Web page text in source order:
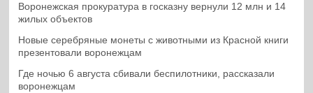
Воронежская прокуратура в госказну вернули 12 млн и 14
жилых объектов
Новые серебряные монеты с животными из Красной книги
презентовали воронежцам
Где ночью 6 августа сбивали беспилотники, рассказали
воронежцам